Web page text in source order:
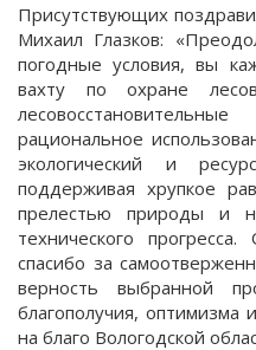
Присутствующих
Михаил Глазков:
погодные условия, вы
вахту по охране
рациональное
экологический и
поддерживая хрупкое
прелестью природы и
технического
спасибо за
верность выбранной
благополучия,
на благо Вологодской